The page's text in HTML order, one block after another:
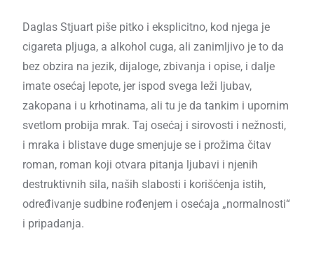
Daglas Stjuart piše pitko i eksplicitno, kod njega je
cigareta pljuga, a alkohol cuga, ali zanimljivo je to da
bez obzira na jezik, dijaloge, zbivanja i opise, i dalje
imate osećaj lepote, jer ispod svega leži ljubav,
zakopana i u krhotinama, ali tu je da tankim i upornim
svetlom probija mrak. Taj osećaj i sirovosti i nežnosti,
i mraka i blistave duge smenjuje se i prožima čitav
roman, roman koji otvara pitanja ljubavi i njenih
destruktivnih sila, naših slabosti i korišćenja istih,
određivanje sudbine rođenjem i osećaja „normalnosti“
i pripadanja.